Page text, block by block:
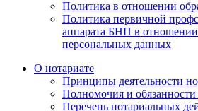
Политика в отношении
Политика первичной
аппарата БНП в отношении
персональных данных
О нотариате
Принципы деятельности
Полномочия и обязанности
Перечень нотариальных